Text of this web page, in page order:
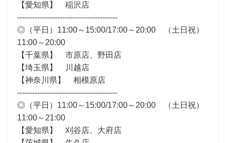
【愛知県】 稲沢店
----------------------------------------
◎（平日）11:00～15:00/17:00～20:00 （土日祝）
11:00～20:00
【千葉県】 市原店、野田店
【埼玉県】 川越店
【神奈川県】 相模原店
----------------------------------------
◎（平日）11:00～15:00/17:00～20:00 （土日祝）
11:00～21:00
【愛知県】 刈谷店、大府店